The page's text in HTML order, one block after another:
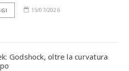
15/07/2026
Godshock, oltre la curvatura